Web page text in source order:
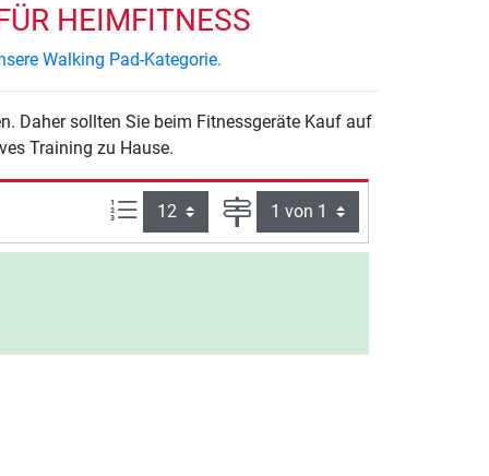
HEIMFITNESS
Walking Pad-Kategorie.
Daher sollten Sie beim Fitnessgeräte Kauf auf
Training zu Hause.
Artikel pro Seite: Seite